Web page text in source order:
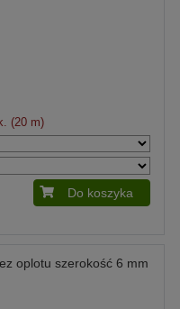
(20 m)
Do koszyka
oplotu szerokość 6 mm